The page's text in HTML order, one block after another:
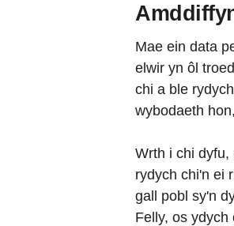
Mae ein data
elwir yn ôl
chi a ble
wybodaeth
Wrth i chi
rydych chi'n ei
gall pobl sy'n
Felly, os